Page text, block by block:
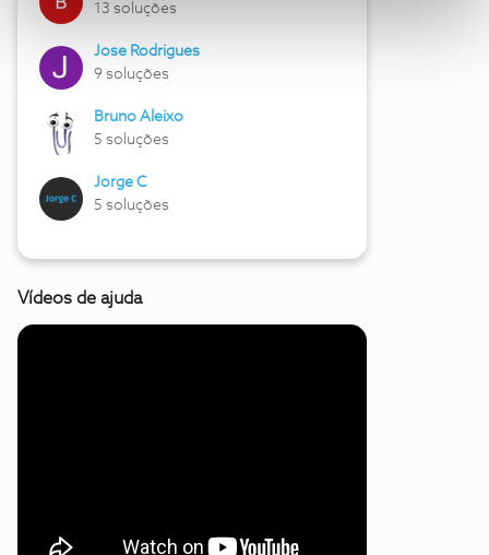
13 soluções
Jose Rodrigues
9 soluções
Bruno Aleixo
5 soluções
Jorge C
5 soluções
Vídeos de ajuda